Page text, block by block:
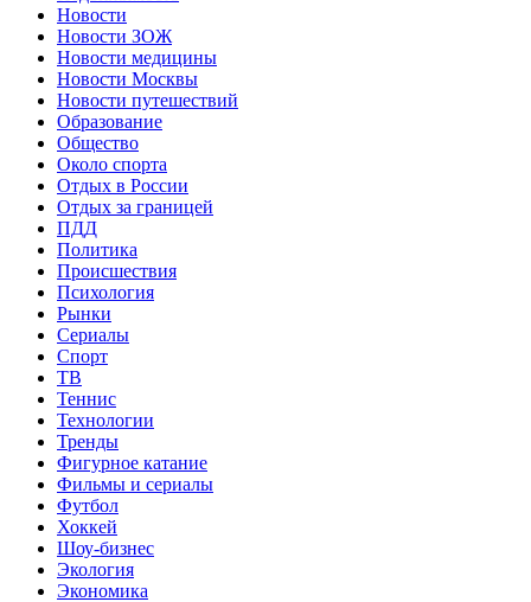
Новости
Новости ЗОЖ
Новости медицины
Новости Москвы
Новости путешествий
Образование
Общество
Около спорта
Отдых в России
Отдых за границей
ПДД
Политика
Происшествия
Психология
Рынки
Сериалы
Спорт
ТВ
Теннис
Технологии
Тренды
Фигурное катание
Фильмы и сериалы
Футбол
Хоккей
Шоу-бизнес
Экология
Экономика